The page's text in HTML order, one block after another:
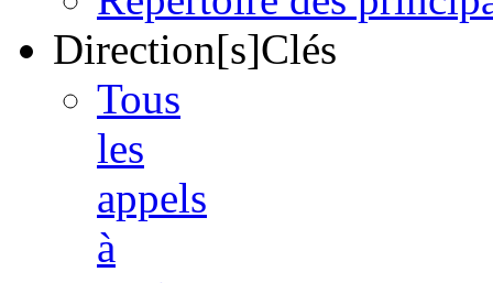
Direction[s]Clés
Tous
les
appels
à